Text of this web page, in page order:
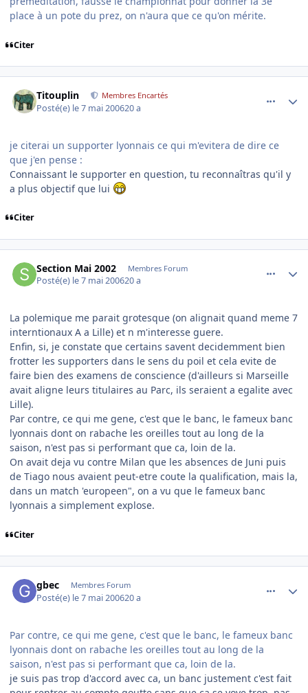
place à un pote du prez, on n'aura que ce qu'on mérite.
Citer
Titouplin Membres Encartés
Posté(e) le 7 mai 200620 a
je citerai un supporter lyonnais ce qui m'evitera de dire ce
que j'en pense :
Connaissant le supporter en question, tu reconnaîtras qu'il y
a plus objectif que lui
Citer
Section Mai 2002 Membres Forum
Posté(e) le 7 mai 200620 a
La polemique me parait grotesque (on alignait quand meme 7
interntionaux A a Lille) et n m'interesse guere.
Enfin, si, je constate que certains savent decidemment bien
frotter les supporters dans le sens du poil et cela evite de
faire bien des examens de conscience (d'ailleurs si Marseille
avait aligne leurs titulaires au Parc, ils seraient a egalite avec
Lille).
Par contre, ce qui me gene, c'est que le banc, le fameux banc
lyonnais dont on rabache les oreilles tout au long de la
saison, n'est pas si performant que ca, loin de la.
On avait deja vu contre Milan que les absences de Juni puis
de Tiago nous avaient peut-etre coute la qualification, mais la,
dans un match 'europeen", on a vu que le fameux banc
lyonnais a simplement explose.
Citer
gbec Membres Forum
Posté(e) le 7 mai 200620 a
Par contre, ce qui me gene, c'est que le banc, le fameux banc
lyonnais dont on rabache les oreilles tout au long de la
saison, n'est pas si performant que ca, loin de la.
je suis pas trop d'accord avec ca, un banc justement c'est fait